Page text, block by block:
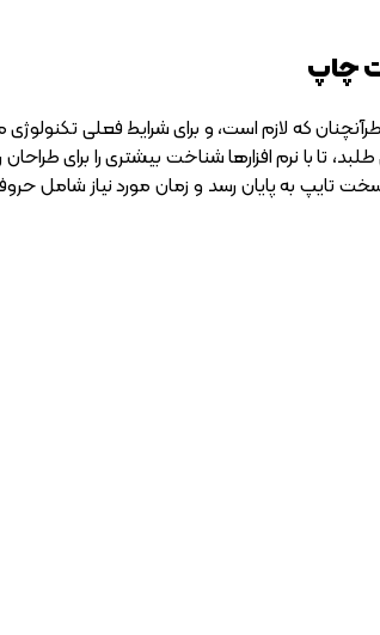
چاپ
که لازم است، و برای شرایط فعلی تکنولوژی
نرم افزارها شناخت بیشتری را برای طراحان
تایپ به پایان رسد و زمان مورد نیاز شامل